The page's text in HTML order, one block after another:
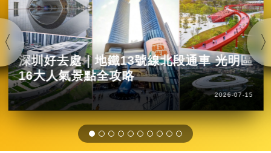
深圳好去處｜地鐵13號線北段通車 光明區
16大人氣景點全攻略
2026-07-15